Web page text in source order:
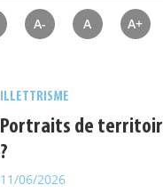
A- A A+
ILLETTRISME
Portraits de
?
11/06/2026